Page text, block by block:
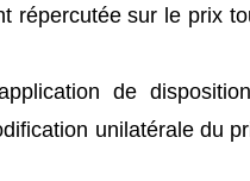
répercutée sur le prix
de
unilatérale du